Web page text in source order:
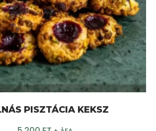
PISZTÁCIA KEKSZ